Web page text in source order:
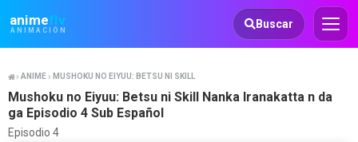
animeflv
ANIMACIÓN
Animeflv Buscar
ANIME MUSHOKU NO EIYUU: BETSU NI SKILL NANKA IRANAKATTA N DA GA
Mushoku no Eiyuu: Betsu ni Skill Nanka Iranakatta n da
ga Episodio 4 Sub Español
Episodio 4